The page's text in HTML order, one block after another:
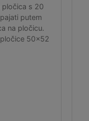
pločica s 20
putem
na pločicu.
50x52